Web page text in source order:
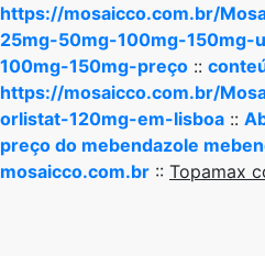
https://mosaicco.com.br/
25mg-50mg-100mg-
100mg-150mg-preço ::
https://mosaicco.com.br/
orlistat-120mg-em-lisboa ::
preço do mebendazole
mosaicco.com.br :: Topamax